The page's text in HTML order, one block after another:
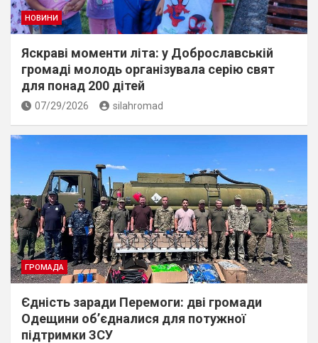
НОВИНИ
Яскраві моменти літа: у Доброславській
громаді молодь організувала серію свят
для понад 200 дітей
07/29/2026 silahromad
ГРОМАДА
Єдність заради Перемоги: дві громади
Одещини об’єдналися для потужної
підтримки ЗСУ